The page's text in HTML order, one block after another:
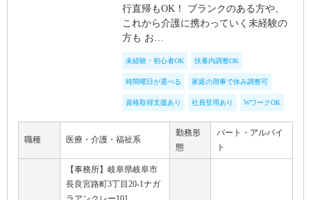
行直帰もOK！ ブランクのある方や、
これから介護に携わっていく未経験の
方も お…
未経験・初心者OK 扶養内調整OK
時間曜日が選べる 家庭の用事で休み調整可
資格取得支援あり 社員登用あり WワークOK
職種 医療・介護・福祉系
勤務形
態
パート・アルバイ
ト
【事務所】岐阜県岐阜市
長良宮路町3丁目20-1ナガ